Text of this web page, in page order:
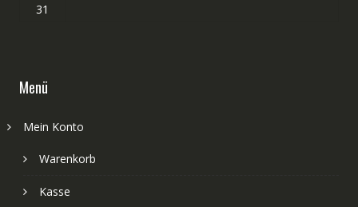
31
Menü
Mein Konto
Warenkorb
Kasse